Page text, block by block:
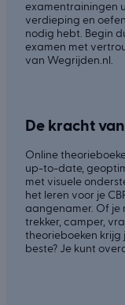
examentrainingen
verdieping en
nodig hebt. Begin
examen met
van Wegrijden.nl.
De kracht
Online
up-to-date,
met visuele
het leren voor je
aangenamer. Of je
trekker, camper,
theorieboeken krijg
beste? Je kunt